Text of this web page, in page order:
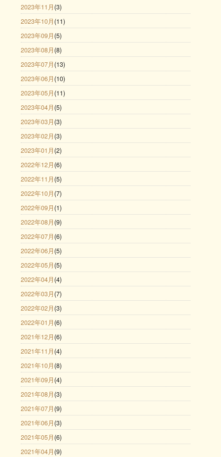
2023年11月 (3)
2023年10月 (11)
2023年09月 (5)
2023年08月 (8)
2023年07月 (13)
2023年06月 (10)
2023年05月 (11)
2023年04月 (5)
2023年03月 (3)
2023年02月 (3)
2023年01月 (2)
2022年12月 (6)
2022年11月 (5)
2022年10月 (7)
2022年09月 (1)
2022年08月 (9)
2022年07月 (6)
2022年06月 (5)
2022年05月 (5)
2022年04月 (4)
2022年03月 (7)
2022年02月 (3)
2022年01月 (6)
2021年12月 (6)
2021年11月 (4)
2021年10月 (8)
2021年09月 (4)
2021年08月 (3)
2021年07月 (9)
2021年06月 (3)
2021年05月 (6)
2021年04月 (9)